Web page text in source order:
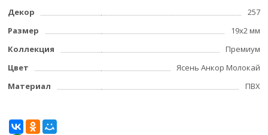
Декор
257
Размер
19x2 мм
Коллекция
Премиум
Цвет
Ясень Анкор Молокай
Материал
ПВХ